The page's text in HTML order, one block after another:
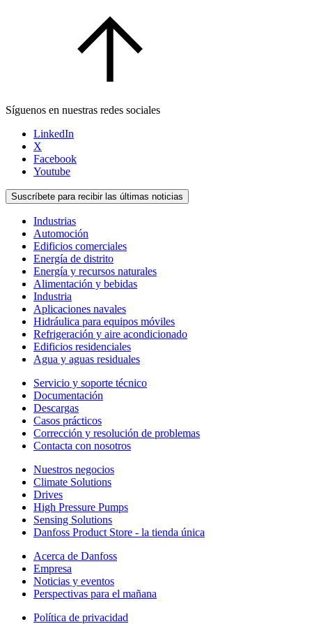
Síguenos en nuestras redes sociales
LinkedIn
X
Facebook
Youtube
Suscríbete para recibir las últimas noticias
Industrias
Automoción
Edificios comerciales
Energía de distrito
Energía y recursos naturales
Alimentación y bebidas
Industria
Aplicaciones navales
Hidráulica para equipos móviles
Refrigeración y aire acondicionado
Edificios residenciales
Agua y aguas residuales
Servicio y soporte técnico
Documentación
Descargas
Casos prácticos
Corrección y resolución de problemas
Contacta con nosotros
Nuestros negocios
Climate Solutions
Drives
High Pressure Pumps
Sensing Solutions
Danfoss Product Store - la tienda única
Acerca de Danfoss
Empresa
Noticias y eventos
Perspectivas para el mañana
Política de privacidad